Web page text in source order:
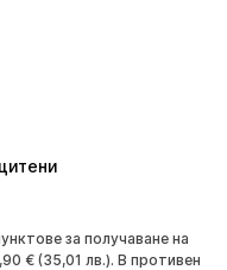
за получаване на
€ (35,01 лв.). В противен